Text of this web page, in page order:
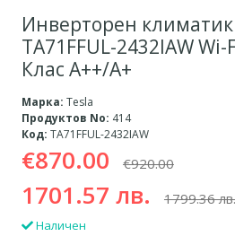
Инверторен климатик
TA71FFUL-2432IAW Wi-
Клас A++/А+
Марка: Tesla
Продуктов No: 414
Код: TA71FFUL-2432IAW
€870.00 €920.00
1701.57 лв. 1799.36 лв.
Наличен